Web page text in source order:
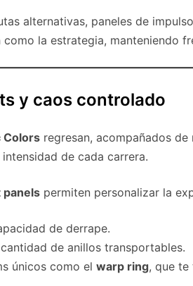
alternativas, paneles de
la estrategia, manteniendo
y caos controlado
Colors regresan, acompañados
de cada carrera.
panels permiten personalizar la
de derrape.
de anillos transportables.
únicos como el warp ring, que te